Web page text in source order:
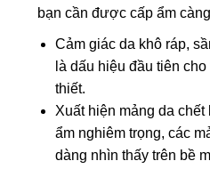
bạn cần được cấp ẩm
Cảm giác da khô ráp,
là dấu hiệu đầu tiên
thiết.
Xuất hiện mảng da
ẩm nghiêm trọng, các
dàng nhìn thấy trên bề